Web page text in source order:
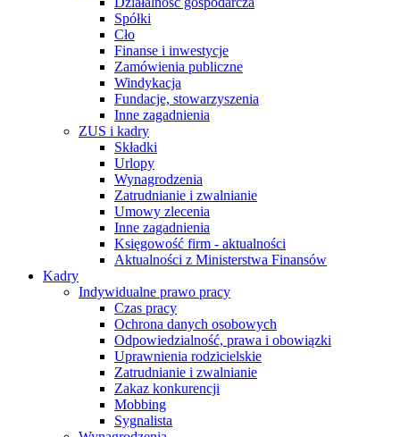
Spółki
Cło
Finanse i inwestycje
Zamówienia publiczne
Windykacja
Fundacje, stowarzyszenia
Inne zagadnienia
ZUS i kadry
Składki
Urlopy
Wynagrodzenia
Zatrudnianie i zwalnianie
Umowy zlecenia
Inne zagadnienia
Księgowość firm - aktualności
Aktualności z Ministerstwa Finansów
Kadry
Indywidualne prawo pracy
Czas pracy
Ochrona danych osobowych
Odpowiedzialność, prawa i obowiązki
Uprawnienia rodzicielskie
Zatrudnianie i zwalnianie
Zakaz konkurencji
Mobbing
Sygnalista